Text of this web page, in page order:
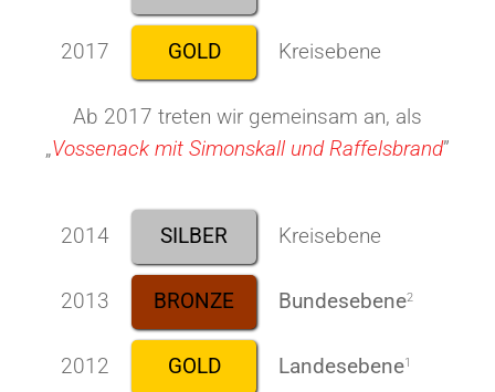
2017 GOLD Kreisebene
Ab 2017 treten wir gemeinsam an, als
„Vossenack mit Simonskall und Raffelsbrand”
2014 SILBER Kreisebene
2013 BRONZE Bundesebene2
2012 GOLD Landesebene1